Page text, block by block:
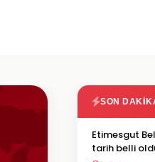
SON
Etimesgut
tarih belli